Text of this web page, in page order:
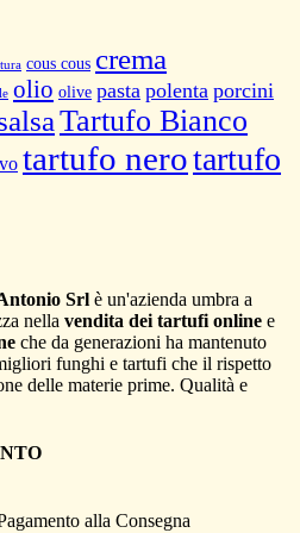
cous cous crema
olio olive pasta polenta porcini
Tartufo Bianco
tartufo nerotartufo
Srl è un'azienda umbra a
nella vendita dei tartufi online e
che da generazioni ha mantenuto
funghi e tartufi che il rispetto
delle materie prime. Qualità e
alla Consegna